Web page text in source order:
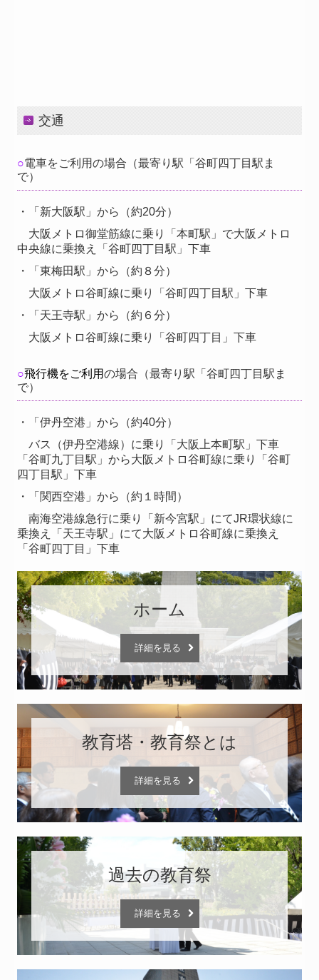
交通
○電車をご利用の場合（最寄り駅「谷町四丁目駅ま
で）
・「新大阪駅」から（約20分）
大阪メトロ御堂筋線に乗り「本町駅」で大阪メトロ
中央線に乗換え「谷町四丁目駅」下車
・「東梅田駅」から（約８分）
大阪メトロ谷町線に乗り「谷町四丁目駅」下車
・「天王寺駅」から（約６分）
大阪メトロ谷町線に乗り「谷町四丁目」下車
○飛行機をご利用の場合 （最寄り駅「谷町四丁目駅ま
で）
・「伊丹空港」から（約40分）
バス（伊丹空港線）に乗り「大阪上本町駅」下車
「谷町九丁目駅」から大阪メトロ谷町線に乗り
「谷町
四丁目駅」下車
・「関西空港」から（約１時間）
南海空港線急行に乗り「新今宮駅」にてJR環状線に
乗換え「天王寺駅」にて大阪メトロ谷町線に乗換え
「谷町四丁目」下車
ホーム
詳細を見る
教育塔・教育祭とは
詳細を見る
過去の教育祭
詳細を見る